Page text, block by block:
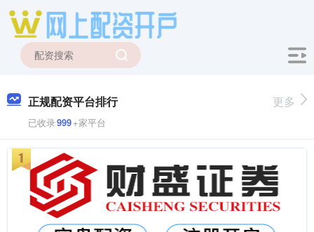
正规配资平台排行
已收录999+家平台
更多